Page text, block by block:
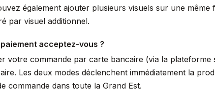
également ajouter plusieurs visuels sur une
par visuel additionnel.
acceptez-vous ?
votre commande par carte bancaire (via la
Les deux modes déclenchent immédiatement la
commande dans toute la Grand Est.